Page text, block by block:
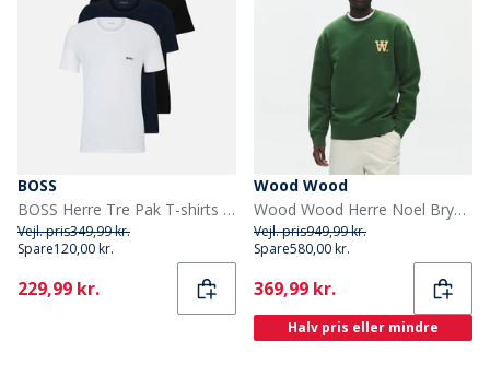
BOSS
BOSS Herre Tre Pak T-shirts Open Miscellaneous
Vejl. pris349,99 kr.
Spare120,00 kr.
Current
229,99 kr.
Wood Wood
Wood Wood Herre Noel Brystprint Sweatshirt Eden
Vejl. pris949,99 kr.
Spare580,00 kr.
Current
369,99 kr.
Halv pris eller mindre